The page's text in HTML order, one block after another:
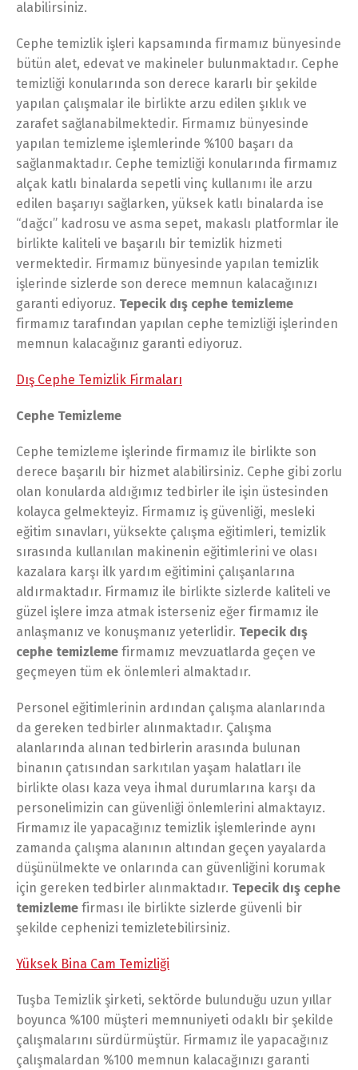
alabilirsiniz.
Cephe temizlik işleri kapsamında firmamız bünyesinde
bütün alet, edevat ve makineler bulunmaktadır. Cephe
temizliği konularında son derece kararlı bir şekilde
yapılan çalışmalar ile birlikte arzu edilen şıklık ve
zarafet sağlanabilmektedir. Firmamız bünyesinde
yapılan temizleme işlemlerinde %100 başarı da
sağlanmaktadır. Cephe temizliği konularında firmamız
alçak katlı binalarda sepetli vinç kullanımı ile arzu
edilen başarıyı sağlarken, yüksek katlı binalarda ise
“dağcı” kadrosu ve asma sepet, makaslı platformlar ile
birlikte kaliteli ve başarılı bir temizlik hizmeti
vermektedir. Firmamız bünyesinde yapılan temizlik
işlerinde sizlerde son derece memnun kalacağınızı
garanti ediyoruz. Tepecik dış cephe temizleme
firmamız tarafından yapılan cephe temizliği işlerinden
memnun kalacağınız garanti ediyoruz.
Dış Cephe Temizlik Firmaları
Cephe Temizleme
Cephe temizleme işlerinde firmamız ile birlikte son
derece başarılı bir hizmet alabilirsiniz. Cephe gibi zorlu
olan konularda aldığımız tedbirler ile işin üstesinden
kolayca gelmekteyiz. Firmamız iş güvenliği, mesleki
eğitim sınavları, yüksekte çalışma eğitimleri, temizlik
sırasında kullanılan makinenin eğitimlerini ve olası
kazalara karşı ilk yardım eğitimini çalışanlarına
aldırmaktadır. Firmamız ile birlikte sizlerde kaliteli ve
güzel işlere imza atmak isterseniz eğer firmamız ile
anlaşmanız ve konuşmanız yeterlidir. Tepecik dış
cephe temizleme firmamız mevzuatlarda geçen ve
geçmeyen tüm ek önlemleri almaktadır.
Personel eğitimlerinin ardından çalışma alanlarında
da gereken tedbirler alınmaktadır. Çalışma
alanlarında alınan tedbirlerin arasında bulunan
binanın çatısından sarkıtılan yaşam halatları ile
birlikte olası kaza veya ihmal durumlarına karşı da
personelimizin can güvenliği önlemlerini almaktayız.
Firmamız ile yapacağınız temizlik işlemlerinde aynı
zamanda çalışma alanının altından geçen yayalarda
düşünülmekte ve onlarında can güvenliğini korumak
için gereken tedbirler alınmaktadır. Tepecik dış cephe
temizleme firması ile birlikte sizlerde güvenli bir
şekilde cephenizi temizletebilirsiniz.
Yüksek Bina Cam Temizliği
Tuşba Temizlik şirketi, sektörde bulunduğu uzun yıllar
boyunca %100 müşteri memnuniyeti odaklı bir şekilde
çalışmalarını sürdürmüştür. Firmamız ile yapacağınız
çalışmalardan %100 memnun kalacağınızı garanti